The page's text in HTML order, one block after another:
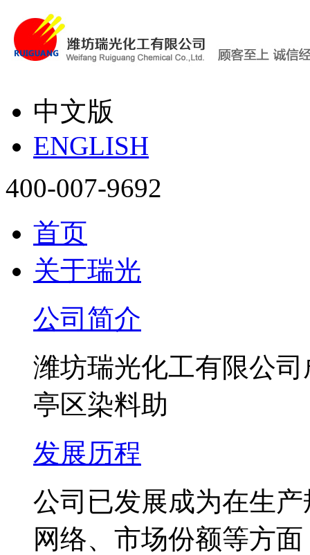
中文版
ENGLISH
400-007-9692
首页
关于瑞光
公司简介
潍坊瑞光化工有限公
亭区染料助
发展历程
公司已发展成为在生
网络、市场份额等方面